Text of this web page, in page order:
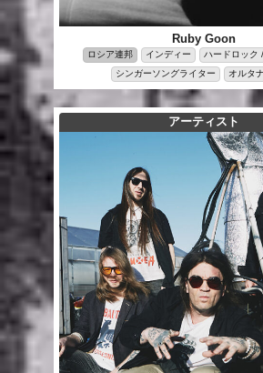
Ruby Goon
ロシア連邦 インディー
ハードロック
シンガーソングライター
オルタ
アーティスト